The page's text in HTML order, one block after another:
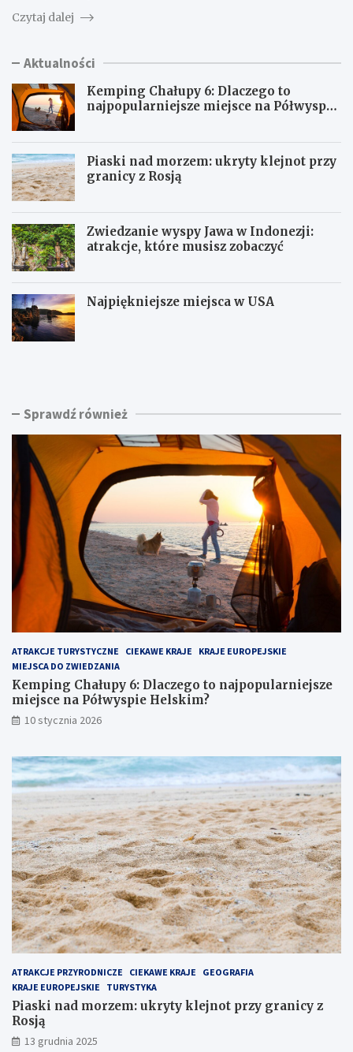
Czytaj dalej
Aktualności
Kemping Chałupy 6: Dlaczego to
najpopularniejsze miejsce na Półwyspie
Piaski nad morzem: ukryty klejnot przy
granicy z Rosją
Zwiedzanie wyspy Jawa w Indonezji:
atrakcje, które musisz zobaczyć
Najpiękniejsze miejsca w USA
K
n
a
ł
u
p
D
l
a
c
e
g
o
t
o
n
j
p
o
p
u
l
a
r
n
i
e
j
s
z
e
m
i
e
j
s
P
i
m
o
r
z
m
u
k
y
y
k
l
e
j
n
t
p
r
z
y
g
r
a
n
i
c
y
z
R
o
s
j
ą
Sprawdź również
ATRAKCJE TURYSTYCZNE CIEKAWE KRAJE
KRAJE EUROPEJSKIE
MIEJSCA DO ZWIEDZANIA
Kemping Chałupy 6: Dlaczego to najpopularniejsze
miejsce na Półwyspie Helskim?
10 stycznia 2026
ATRAKCJE PRZYRODNICZE CIEKAWE KRAJE
GEOGRAFIA
KRAJE EUROPEJSKIE
TURYSTYKA
Piaski nad morzem: ukryty klejnot przy granicy z
Rosją
13 grudnia 2025